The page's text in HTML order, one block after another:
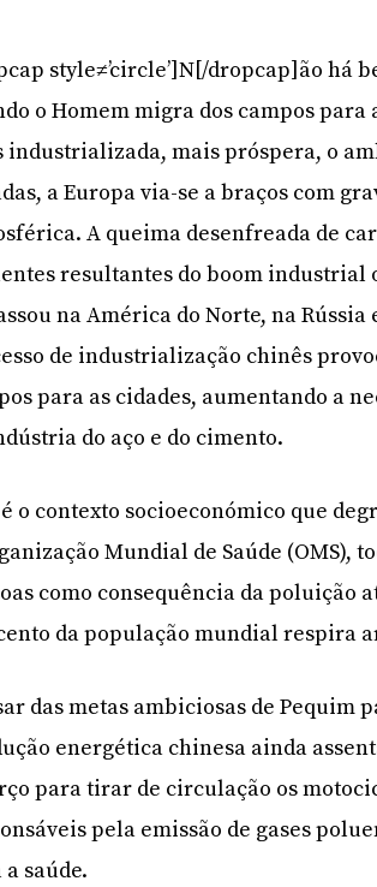
style≠’circle’]N[/dropcap]ão há
o Homem migra dos campos para
industrializada, mais próspera, o
a Europa via-se a braços com
A queima desenfreada de
resultantes do boom industrial
na América do Norte, na
de industrialização chinês
para as cidades, aumentando a
do aço e do cimento.
o contexto socioeconómico que
Mundial de Saúde (OMS),
como consequência da poluição
da população mundial respira
das metas ambiciosas de
energética chinesa ainda
para tirar de circulação os
pela emissão de gases
saúde.